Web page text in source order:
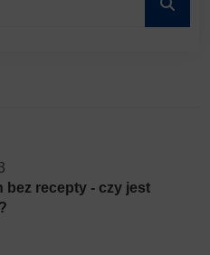
bez recepty - czy jest